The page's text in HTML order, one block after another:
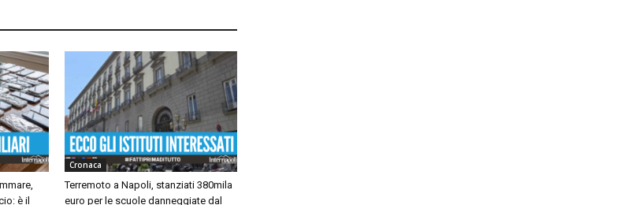
è il
Cronaca
Terremoto a Napoli, stanziati 380mila
euro per le scuole danneggiate dal